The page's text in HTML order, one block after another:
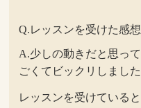
Q.レッスンを受けた感
A.少しの動きだと思っ
ごくてビックリしました
レッスンを受けている